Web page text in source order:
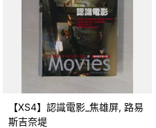
【XS4】認識電影_焦雄屏, 路易
斯吉奈堤